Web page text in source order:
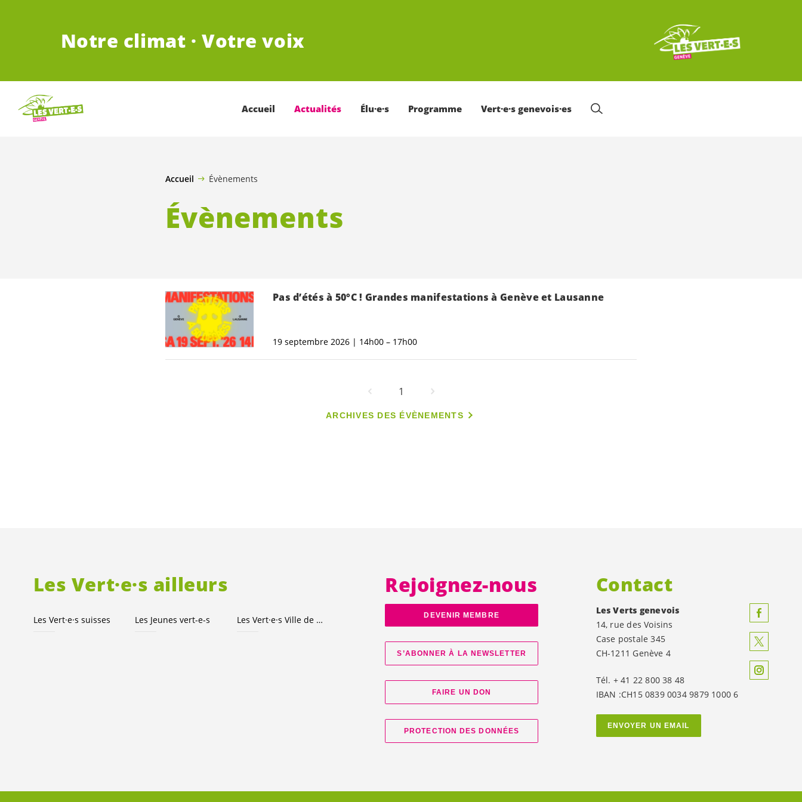
Notre climat · Votre voix
Accueil Actualités Élu·e·s Programme Vert·e·s genevois·es
Accueil Évènements
Évènements
Pas d’étés à 50°C ! Grandes manifestations à Genève et Lausanne
19 septembre 2026 | 14h00 – 17h00
1
ARCHIVES DES ÉVÈNEMENTS
Les Vert·e·s ailleurs
Les Vert·e·s suisses Les Jeunesvert-e-s LesVert·e·s Ville de Genève
Rejoignez-nous
DEVENIR MEMBRE
S’ABONNER À LA NEWSLETTER
FAIRE UN DON
PROTECTION DES DONNÉES
Contact
Les Verts genevois
14, rue des Voisins
Case postale 345
CH-1211 Genève 4
Tél. + 41 22 800 38 48
IBAN :CH15 0839 0034 9879 1000 6
ENVOYER UN EMAIL